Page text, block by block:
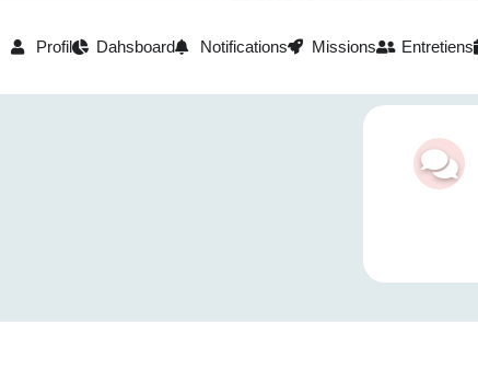
Profil Dahsboard Notifications Missions Entretiens